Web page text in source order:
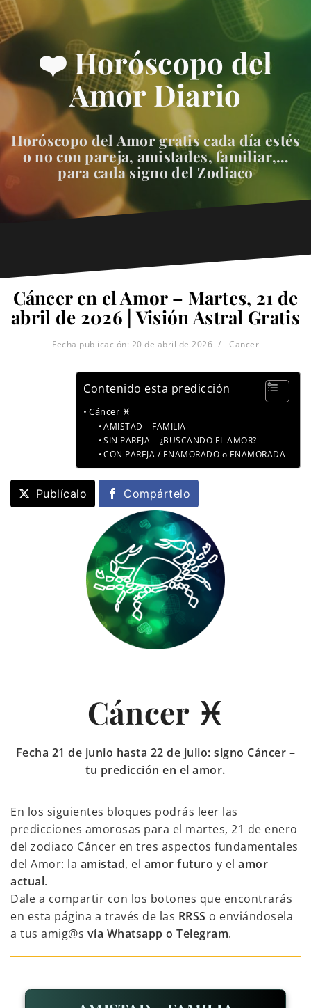
❤️ Horóscopo del
Amor Diario
Horóscopo del Amor gratis cada día estés
o no con pareja, amistades, familiar,…
para cada signo del Zodiaco
Cáncer en el Amor – Martes, 21 de
abril de 2026 | Visión Astral Gratis
Fecha publicación: 20 de abril de 2026 Cancer
Contenido esta predicción
Cáncer ♓
AMISTAD – FAMILIA
SIN PAREJA – ¿BUSCANDO EL AMOR?
CON PAREJA / ENAMORADO o ENAMORADA
Publícalo Compártelo
Cáncer ♓
Fecha 21 de junio hasta 22 de julio: signo Cáncer –
tu predicción en el amor.
En los siguientes bloques podrás leer las
predicciones amorosas para el martes, 21 de enero
del zodiaco Cáncer en tres aspectos fundamentales
del Amor: la amistad, el amor futuro y el amor
actual.
Dale a compartir con los botones que encontrarás
en esta página a través de las RRSS o enviándosela
a tus amig@s vía Whatsapp o Telegram.